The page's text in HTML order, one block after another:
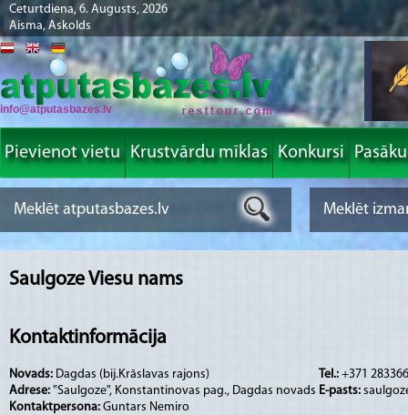
Ceturtdiena, 6. Augusts, 2026
Aisma, Askolds
info@atputasbazes.lv
Pievienot vietu Krustvārdu mīklas Konkursi
Saulgoze Viesu nams
Kontaktinformācija
Novads: Dagdas (bij.Krāslavas rajons)
Adrese: "Saulgoze", Konstantinovas pag., Dagdas novads
Kontaktpersona: Guntars Nemiro
Tel.: +371
E-pasts: